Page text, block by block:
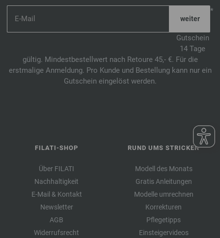
*
Gutschein
14 Tage
gültig. Mindestbestellwert nach Retoure 45,- €. Für die
erstmalige Anmeldung. Pro Kunde und Bestellung kann nur ein
Gutschein eingelöst werden.
FILATI-SHOP
Über FILATI
Nachhaltigkeit
E-Mail & Kontakt
Newsletter
AGB
Widerrufsrecht
RUND UMS STRICKEN
Modell des Monats
Gratis Anleitungen
Modelle umrechnen
Korrekturen
Pflegetipps
Einsteigervideos